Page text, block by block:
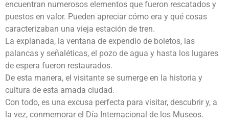
encuentran numerosos elementos que fueron rescatados y
puestos en valor. Pueden apreciar cómo era y qué cosas
caracterizaban una vieja estación de tren.
La explanada, la ventana de expendio de boletos, las
palancas y señaléticas, el pozo de agua y hasta los lugares
de espera fueron restaurados.
De esta manera, el visitante se sumerge en la historia y
cultura de esta amada ciudad.
Con todo, es una excusa perfecta para visitar, descubrir y, a
la vez, conmemorar el Día Internacional de los Museos.